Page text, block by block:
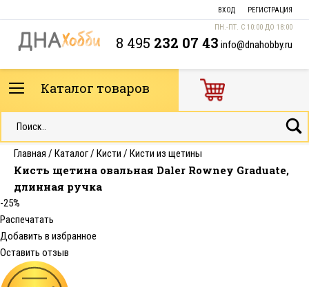
ВХОД РЕГИСТРАЦИЯ
ПН.-ПТ. С 10:00 ДО 18:00
8 495 232 07 43 info@dnahobby.ru
Каталог товаров
Главная / Каталог/ Кисти / Кисти из щетины
Кисть щетина овальная Daler Rowney Graduate,
длинная ручка
-25%
Распечатать
Добавить в избранное
Оставить отзыв